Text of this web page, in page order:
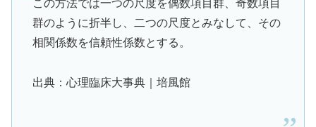
この方法では一つの尺度を偶数項目群、奇数項目
群のように折半し、二つの尺度とみなして、その
相関係数を信頼性係数とする。
出典：心理臨床大事典｜培風館